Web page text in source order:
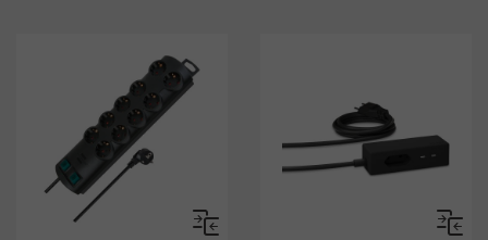
Vergleichen